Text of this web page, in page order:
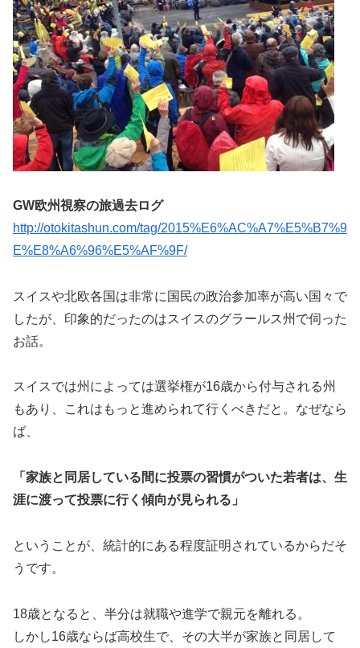
GW欧州視察の旅過去ログ
http://otokitashun.com/tag/2015%E6%AC%A7%E5%B7%9
E%E8%A6%96%E5%AF%9F/
スイスや北欧各国は非常に国民の政治参加率が高い国々で
したが、印象的だったのはスイスのグラールス州で伺った
お話。
スイスでは州によっては選挙権が16歳から付与される州
もあり、これはもっと進められて行くべきだと。なぜなら
ば、
「家族と同居している間に投票の習慣がついた若者は、生
涯に渡って投票に行く傾向が見られる」
ということが、統計的にある程度証明されているからだそ
うです。
18歳となると、半分は就職や進学で親元を離れる。
しかし16歳ならば高校生で、その大半が家族と同居して